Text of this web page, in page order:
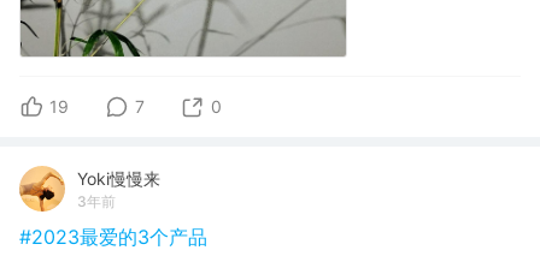
19 7 0
Yoki慢慢来
3年前
#2023最爱的3个产品